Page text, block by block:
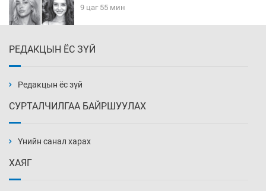
9 цаг 55 мин
10 цаг 25 мин
нэмэгджээ
РЕДАКЦЫН ЁС ЗҮЙ
Редакцын ёс зүй
СУРТАЛЧИЛГАА БАЙРШУУЛАХ
Үнийн санал харах
ХАЯГ